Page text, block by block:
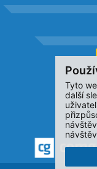
Tyto
další